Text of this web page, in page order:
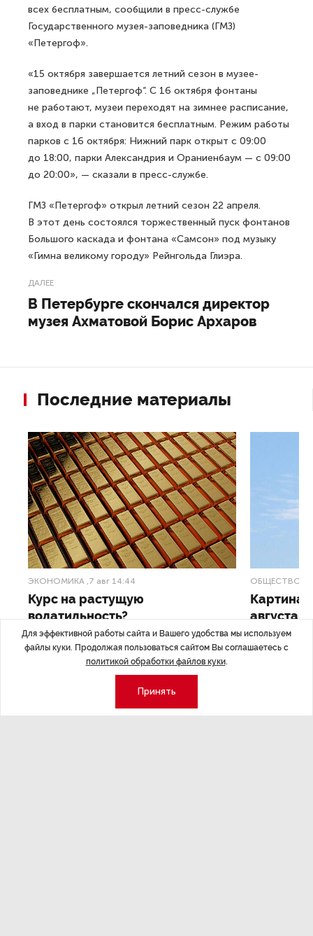
всех бесплатным, сообщили в пресс-службе
Государственного музея-заповедника (ГМЗ)
«Петергоф».
«15 октября завершается летний сезон в музее-
заповеднике „Петергоф“. С 16 октября фонтаны
не работают, музеи переходят на зимнее расписание,
а вход в парки становится бесплатным. Режим работы
парков с 16 октября: Нижний парк открыт с 09:00
до 18:00, парки Александрия и Ораниенбаум — с 09:00
до 20:00», — сказали в пресс-службе.
ГМЗ «Петергоф» открыл летний сезон 22 апреля.
В этот день состоялся торжественный пуск фонтанов
Большого каскада и фонтана «Самсон» под музыку
«Гимна великому городу» Рейнгольда Глиэра.
ДАЛЕЕ
В Петербурге скончался директор
музея Ахматовой Борис Архаров
Последние материалы
ЭКОНОМИКА ,7 авг 14:44
Курс на растущую
волатильность?
Министерство финансов РФ наращивает покупку
золота в резервы.
ОБЩЕСТВО
Картина
августа
Рассказываем
Для эффективной работы сайта и Вашего удобства мы используем
файлы куки. Продолжая пользоваться сайтом Вы соглашаетесь с
политикой обработки файлов куки.
Принять